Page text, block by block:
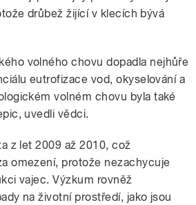
drůbež žijící v klecích bývá
volného chovu dopadla nejhůře
eutrofizace vod, okyselování a
volném chovu byla také
uvedli vědci.
z let 2009 až 2010, což
omezení, protože nezachycuje
vajec. Výzkum rovněž
na životní prostředí, jako jsou